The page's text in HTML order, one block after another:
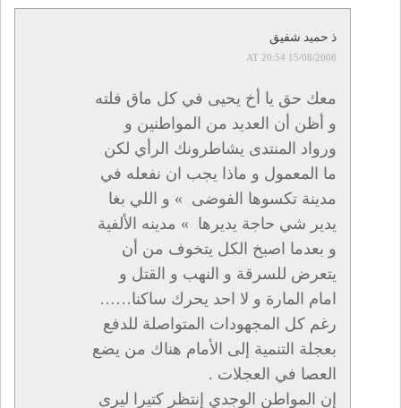
ذ حميد شفيق
15/08/2008 AT 20:54
معك حق يا أخ يحيى في كل ماق فلته
و أظن أن العديد من المواطنين و
ورواد المنتدى يشاطرونك الرأي لكن
ما المعمول و ماذا يجب ان نفعله في
مدينة تكسوها الفوضى » و اللي بغا
يدير شي حاجة يديرها » مدينه الألفية
و بعدما اصبخ الكل يتخوف من أن
يتعرض للسرقة و النهب و القتل و
امام المارة و لا احد يحرك ساكنا……
رغم كل المجهودات المتواصلة للدفع
بعجلة التنمية إلى الأمام هناك من يضع
العصا في العجلات .
إن المواطن الوجدي إنتظر كتيرا ليرى